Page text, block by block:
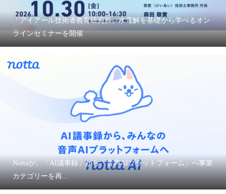
「アイアール技術者教育研究所」水電解を基礎から学べるオン
ラインセミナーを開催
Nottaが、「AI議事録」から「音声AIプラットフォーム」へ事業
カテゴリーを再...